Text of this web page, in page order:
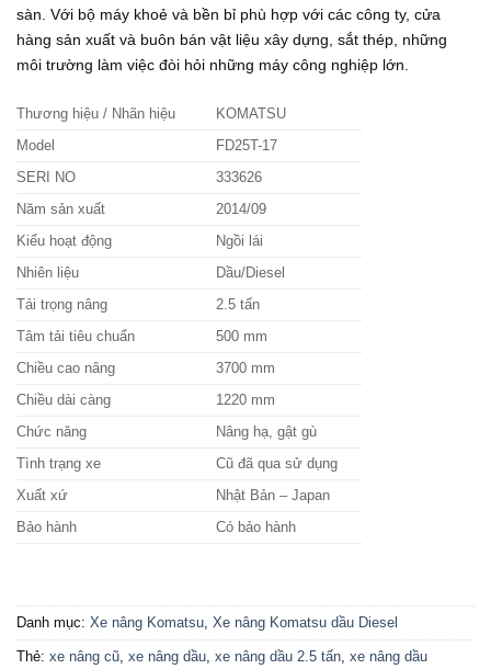
sàn. Với bộ máy khoẻ và bền bỉ phù hợp với các công ty, cửa
hàng sản xuất và buôn bán vật liệu xây dựng, sắt thép, những
môi trường làm việc đòi hỏi những máy công nghiệp lớn.
Thương hiệu / Nhãn hiệu
KOMATSU
Model
FD25T-17
SERI NO
333626
Năm sản xuất
2014/09
Kiểu hoạt động
Ngồi lái
Nhiên liệu
Dầu/Diesel
Tải trọng nâng
2.5 tấn
Tâm tải tiêu chuẩn
500 mm
Chiều cao nâng
3700 mm
Chiều dài càng
1220 mm
Chức năng
Nâng hạ, gật gù
Tình trạng xe
Cũ đã qua sử dụng
Xuất xứ
Nhật Bản – Japan
Bảo hành
Có bảo hành
Danh mục: Xe nâng Komatsu, Xe nâng Komatsu dầu Diesel
Thẻ: xe nâng cũ, xe nâng dầu, xe nâng dầu 2.5 tấn, xe nâng dầu